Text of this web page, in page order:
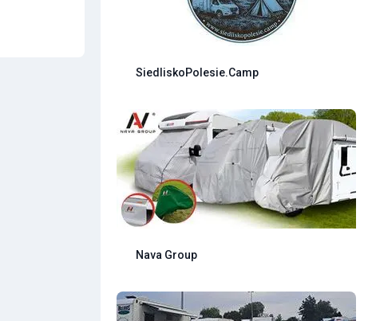
SiedliskoPolesie.Camp
Nava Group